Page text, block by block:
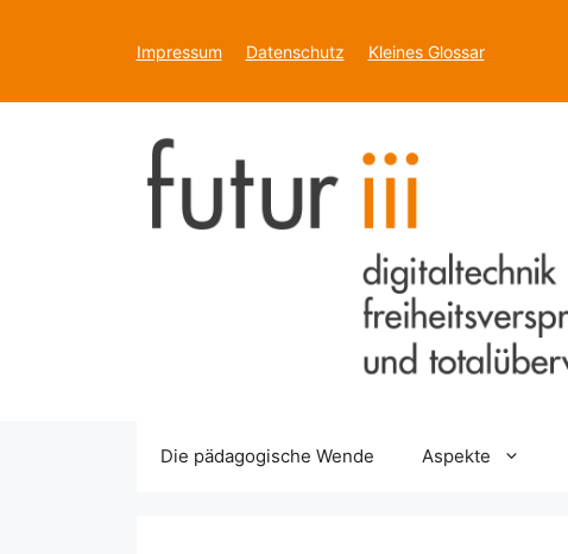
Impressum Datenschutz Kleines Glossar
Die pädagogische Wende Aspekte